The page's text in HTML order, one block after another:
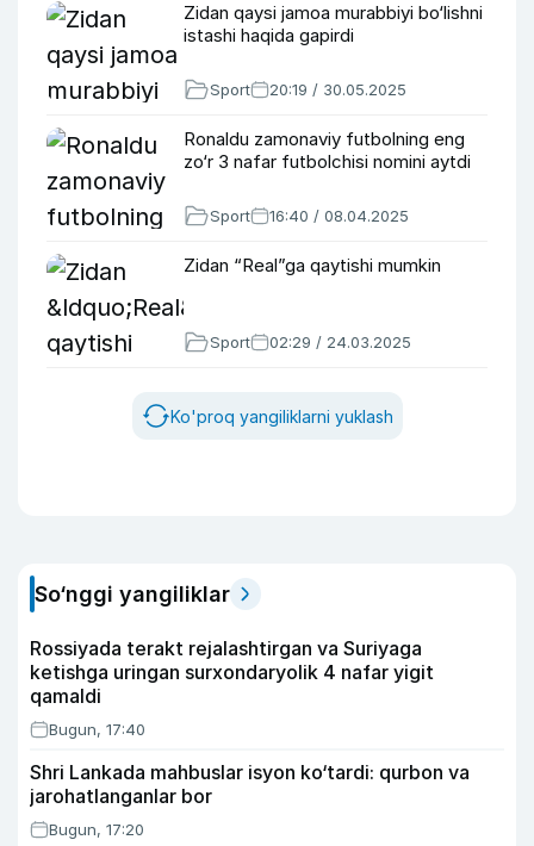
Zidan qaysi jamoa murabbiyi bo‘lishni
istashi haqida gapirdi
Sport 20:19 / 30.05.2025
Ronaldu zamonaviy futbolning eng
zo‘r 3 nafar futbolchisi nomini aytdi
Sport 16:40 / 08.04.2025
Zidan “Real”ga qaytishi mumkin
Sport 02:29 / 24.03.2025
Ko'proq yangiliklarni yuklash
So‘nggi yangiliklar
Rossiyada terakt rejalashtirgan va Suriyaga
ketishga uringan surxondaryolik 4 nafar yigit
qamaldi
Bugun, 17:40
Shri Lankada mahbuslar isyon ko‘tardi: qurbon va
jarohatlanganlar bor
Bugun, 17:20